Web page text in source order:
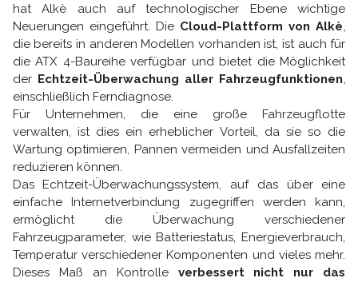
hat Alkè auch auf technologischer Ebene wichtige
Neuerungen eingeführt. Die Cloud-Plattform von Alkè,
die bereits in anderen Modellen vorhanden ist, ist auch für
die ATX 4-Baureihe verfügbar und bietet die Möglichkeit
der Echtzeit-Überwachung aller Fahrzeugfunktionen,
einschließlich Ferndiagnose.
Für Unternehmen, die eine große Fahrzeugflotte
verwalten, ist dies ein erheblicher Vorteil, da sie so die
Wartung optimieren, Pannen vermeiden und Ausfallzeiten
reduzieren können.
Das Echtzeit-Überwachungssystem, auf das über eine
einfache Internetverbindung zugegriffen werden kann,
ermöglicht die Überwachung verschiedener
Fahrzeugparameter, wie Batteriestatus, Energieverbrauch,
Temperatur verschiedener Komponenten und vieles mehr.
Dieses Maß an Kontrolle verbessert nicht nur das